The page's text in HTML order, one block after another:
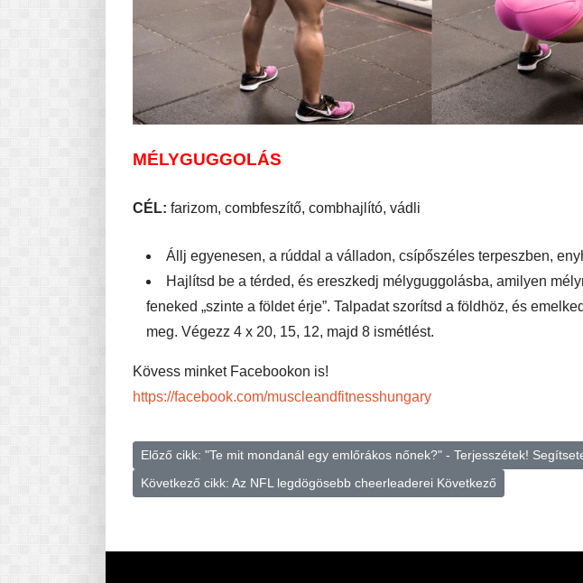
MÉLYGUGGOLÁS
CÉL: farizom, combfeszítő, combhajlító, vádli
Állj egyenesen, a rúddal a válladon, csípőszéles terpeszben,
Hajlítsd be a térded, és ereszkedj mélyguggolásba, amilyen
feneked „szinte a földet érje”. Talpadat szorítsd a földhöz, és
meg. Végezz 4 x 20, 15, 12, majd 8 ismétlést.
Kövess minket Facebookon is!
https://facebook.com/muscleandfitnesshungary
Előző cikk: "Te mit mondanál egy emlőrákos nőnek?" - Terjesszétek!
Következő cikk: Az NFL legdögösebb cheerleaderei Következő